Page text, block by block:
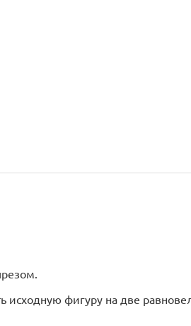
исходную фигуру на две